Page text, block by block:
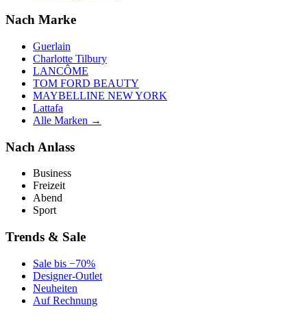
Nach Marke
Guerlain
Charlotte Tilbury
LANCÔME
TOM FORD BEAUTY
MAYBELLINE NEW YORK
Lattafa
Alle Marken →
Nach Anlass
Business
Freizeit
Abend
Sport
Trends & Sale
Sale bis −70%
Designer-Outlet
Neuheiten
Auf Rechnung